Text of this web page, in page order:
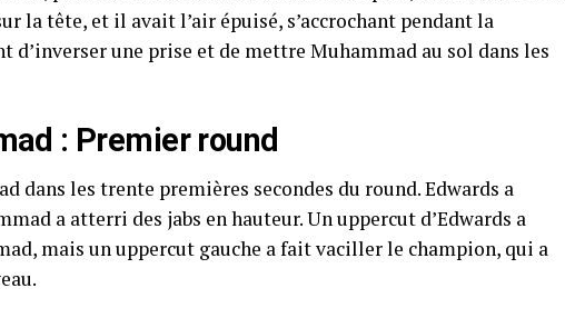
la tête, et il avait l’air épuisé, s’accrochant pendant la
d’inverser une prise et de mettre Muhammad au sol dans les
: Premier round
dans les trente premières secondes du round. Edwards a
a atterri des jabs en hauteur. Un uppercut d’Edwards a
mais un uppercut gauche a fait vaciller le champion, qui a